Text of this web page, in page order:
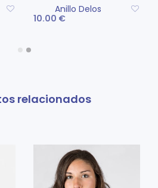
Anillo Delos
10.00 €
relacionados